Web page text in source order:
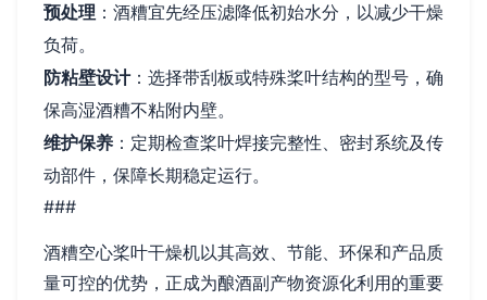
预处理 ：酒糟宜先经压滤降低初始水分，以减少干燥
负荷。
防粘壁设计：选择带刮板或特殊桨叶结构的型号，确
保高湿酒糟不粘附内壁。
维护保养 ：定期检查桨叶焊接完整性、密封系统及传
动部件，保障长期稳定运行。
###
酒糟空心桨叶干燥机以其高效、节能、环保和产品质
量可控的优势，正成为酿酒副产物资源化利用的重要